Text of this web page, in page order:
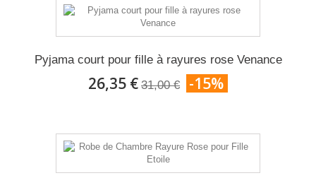
Pyjama court pour fille à rayures rose Venance
26,35 € 31,00 € -15%